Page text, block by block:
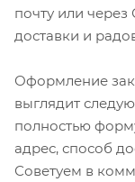
почту или через
доставки и
Оформление
выглядит
полностью
адрес, способ
Советуем в